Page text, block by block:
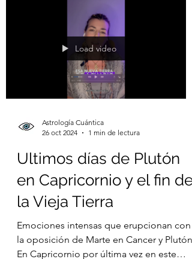
Load video
26 oct 2024
1 min de lectura
Ultimos días de Plutón
en Capricornio y el fin de
la Vieja Tierra
Emociones intensas que erupcionan con